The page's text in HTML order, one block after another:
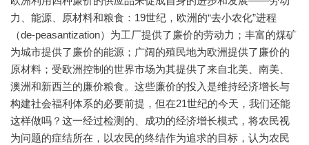
力、能源、原材料和粮食：19世纪，欧洲的“去小农化”进程
（de-peasantization）为工厂提供了廉价的劳动力；丰富的煤矿
为城市提供了廉价的能源；广阔的殖民地为欧洲提供了廉价的
原材料；受欧洲控制的世界市场为其提供了来自北美、南美、
澳洲和新西兰的廉价粮食。这些廉价的投入是维持经济增长与
构建社会福利体系的必要前提，但在21世纪的今天，我们还能
这样做吗？这一经过检测的、成功的经济增长模式，将农民视
为问题的症结所在，以农民的终结作为追求的目标，认为农民